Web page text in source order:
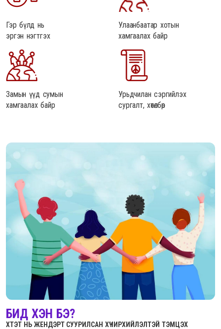
Гэр бүлд нь
эргэн нэгтгэх
Улаанбаатар хотын
хамгаалах байр
Замын үүд сумын
хамгаалах байр
Урьдчилан сэргийлэх
сургалт, хөтөлбөр
БИД ХЭН БЭ?
ХТЭТ НЬ ЖЕНДЭРТ СУУРИЛСАН ХҮЧИРХИЙЛЭЛТЭЙ ТЭМЦЭХ